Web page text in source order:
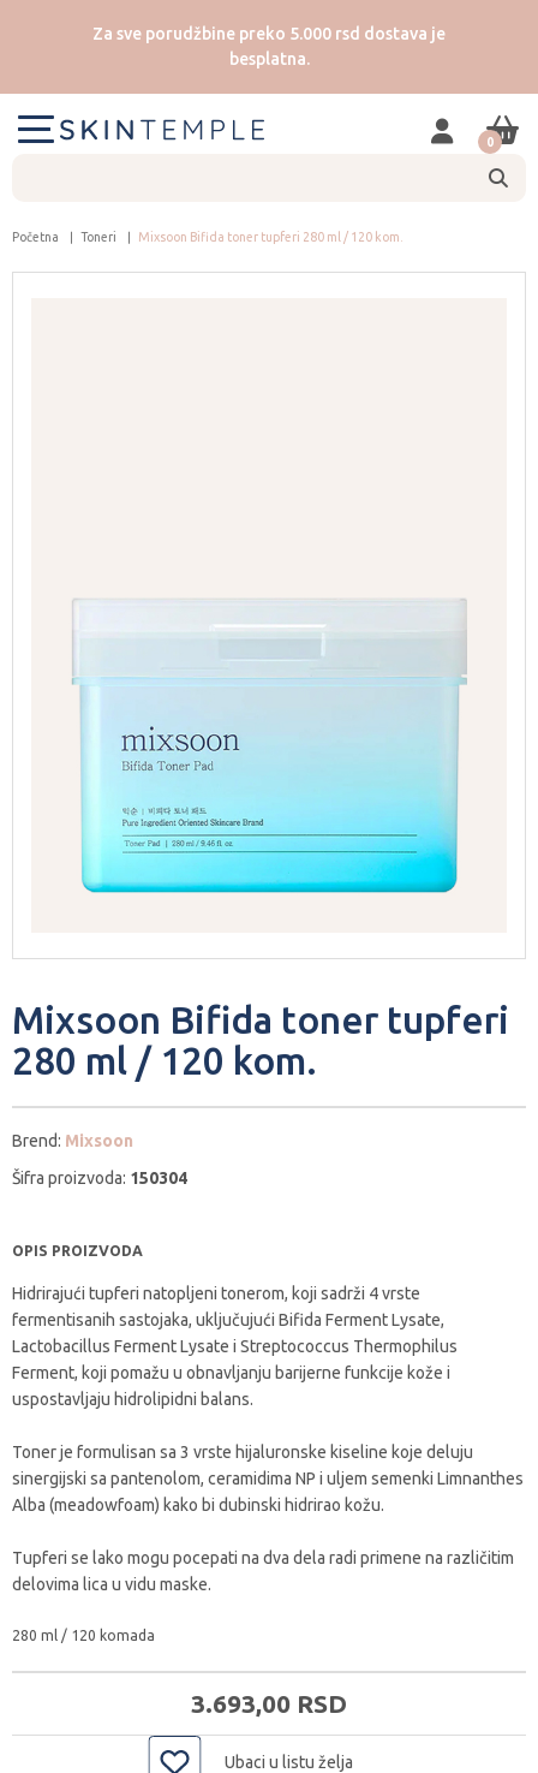
Za sve porudžbine preko 5.000 rsd dostava je
besplatna.
0
Početna Toneri Mixsoon Bifida toner tupferi 280 ml / 120 kom.
Mixsoon Bifida toner tupferi
280 ml / 120 kom.
Brend: Mixsoon
Šifra proizvoda: 150304
OPIS PROIZVODA
Hidrirajući tupferi natopljeni tonerom, koji sadrži 4 vrste
fermentisanih sastojaka, uključujući Bifida Ferment Lysate,
Lactobacillus Ferment Lysate i Streptococcus Thermophilus
Ferment, koji pomažu u obnavljanju barijerne funkcije kože i
uspostavljaju hidrolipidni balans.
Toner je formulisan sa 3 vrste hijaluronske kiseline koje deluju
sinergijski sa pantenolom, ceramidima NP i uljem semenki Limnanthes
Alba (meadowfoam) kako bi dubinski hidrirao kožu.
Tupferi se lako mogu pocepati na dva dela radi primene na različitim
delovima lica u vidu maske.
280 ml / 120 komada
3.693,00 RSD
Ubaci u listu želja